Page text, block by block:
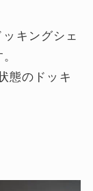
キングシェ
態のドッキ